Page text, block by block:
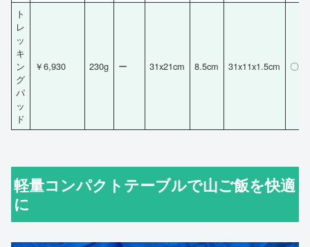
ト
レ
ッ
キ
ン
グ
パ
ッ
ド
￥6,930 230g ー 31x21cm 8.5cm 31x11x1.5cm 〇
軽量コンパクトテーブルで山ご飯を快適
に